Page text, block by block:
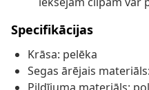
Specifikācijas
Krāsa: pelēka
Segas ārējais